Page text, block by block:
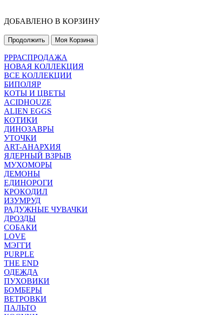
ДОБАВЛЕНО В КОРЗИНУ
Продолжить Моя Корзина
РРРАСПРОДАЖА
НОВАЯ КОЛЛЕКЦИЯ
ВСЕ КОЛЛЕКЦИИ
БИПОЛЯР
КОТЫ И ЦВЕТЫ
ACIDHOUZE
ALIEN EGGS
КОТИКИ
ДИНОЗАВРЫ
УТОЧКИ
ART-АНАРХИЯ
ЯДЕРНЫЙ ВЗРЫВ
МУХОМОРЫ
ДЕМОНЫ
ЕДИНОРОГИ
КРОКОДИЛ
ИЗУМРУД
РАДУЖНЫЕ ЧУВАЧКИ
ДРОЗДЫ
СОБАКИ
LOVE
МЭГГИ
PURPLE
THE END
ОДЕЖДА
ПУХОВИКИ
БОМБЕРЫ
ВЕТРОВКИ
ПАЛЬТО